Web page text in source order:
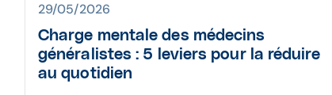
29/05/2026
Charge mentale des médecins
généralistes : 5 leviers pour la réduire
au quotidien